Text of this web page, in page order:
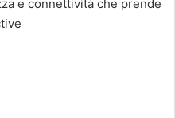
e connettività che prende